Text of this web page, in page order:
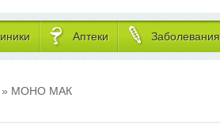
Аптеки Заболевания
» МОНО МАК